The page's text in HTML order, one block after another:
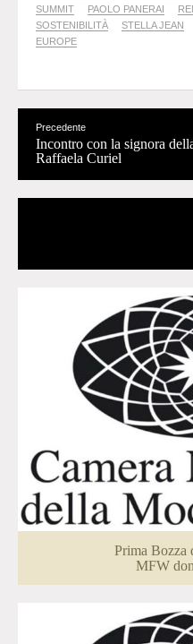
SUMMIT
PAOLO PANERAI
SOSTENIBILITÀ
STELLA JEAN
EUROPE
Precedente
Incontro con la signora
Raffaela Curiel
Prima Bozza
MFW